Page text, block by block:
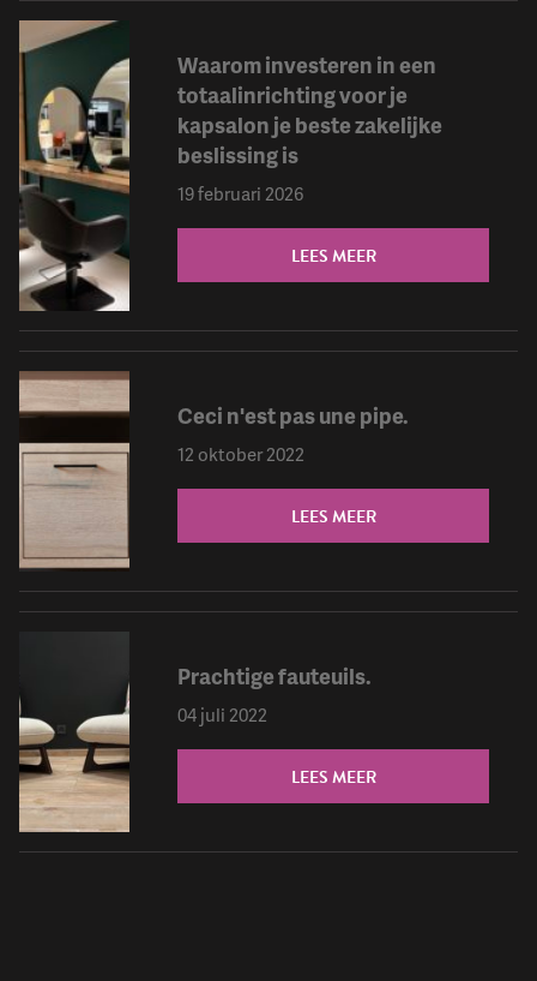
Waarom investeren in een
totaalinrichting voor je
kapsalon je beste zakelijke
beslissing is
19 februari 2026
LEES MEER
Ceci n'est pas une pipe.
12 oktober 2022
LEES MEER
Prachtige fauteuils.
04 juli 2022
LEES MEER